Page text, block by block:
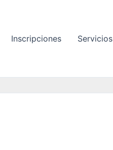
Inscripciones Servicios